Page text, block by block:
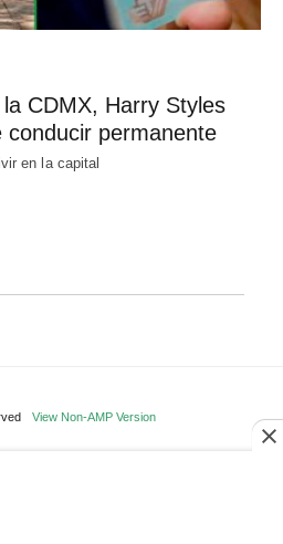
CDMX, Harry Styles
conducir permanente
en la capital
View Non-AMP Version